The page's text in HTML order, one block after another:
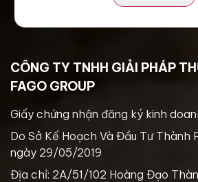
CÔNG TY TNHH GIẢI PHÁP
FAGO GROUP
Giấy chứng nhận đăng ký kinh
Do Sở Kế Hoạch Và Đầu Tư Thành
ngày 29/05/2019
Địa chỉ: 2A/51/102 Hoàng Đạo